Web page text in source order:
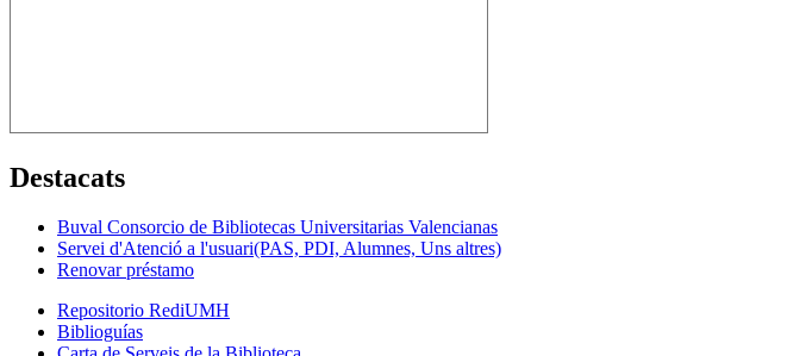
Destacats
Buval Consorcio de Bibliotecas Universitarias Valencianas
Servei d'Atenció a l'usuari(PAS, PDI, Alumnes, Uns altres)
Renovar préstamo
Repositorio RediUMH
Biblioguías